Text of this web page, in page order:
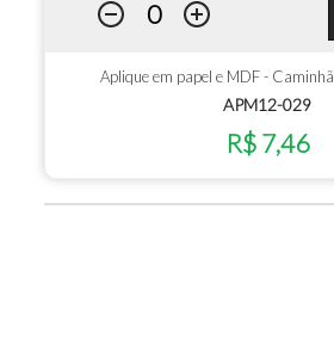
Aplique em papel e MDF -
APM12-029
R$ 7,46